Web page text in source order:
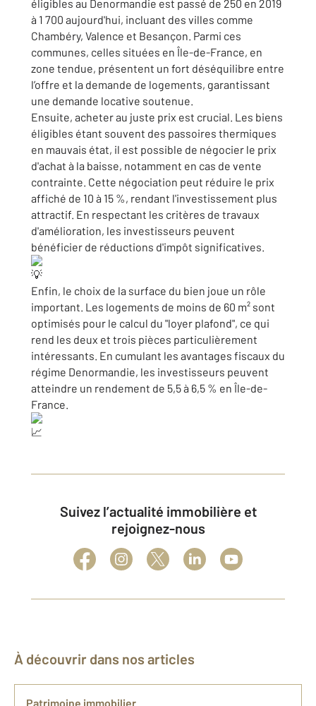
éligibles au Denormandie est passé de 250 en 2019
à 1 700 aujourd'hui, incluant des villes comme
Chambéry, Valence et Besançon. Parmi ces
communes, celles situées en Île-de-France, en
zone tendue, présentent un fort déséquilibre entre
l’offre et la demande de logements, garantissant
une demande locative soutenue.
Ensuite, acheter au juste prix est crucial. Les biens
éligibles étant souvent des passoires thermiques
en mauvais état, il est possible de négocier le prix
d'achat à la baisse, notamment en cas de vente
contrainte. Cette négociation peut réduire le prix
affiché de 10 à 15 %, rendant l'investissement plus
attractif. En respectant les critères de travaux
d'amélioration, les investisseurs peuvent
bénéficier de réductions d'impôt significatives.
Enfin, le choix de la surface du bien joue un rôle
important. Les logements de moins de 60 m² sont
optimisés pour le calcul du "loyer plafond", ce qui
rend les deux et trois pièces particulièrement
intéressants. En cumulant les avantages fiscaux du
régime Denormandie, les investisseurs peuvent
atteindre un rendement de 5,5 à 6,5 % en Île-de-
France.
Suivez l’actualité immobilière et
rejoignez-nous
À découvrir dans nos articles
Patrimoine immobilier